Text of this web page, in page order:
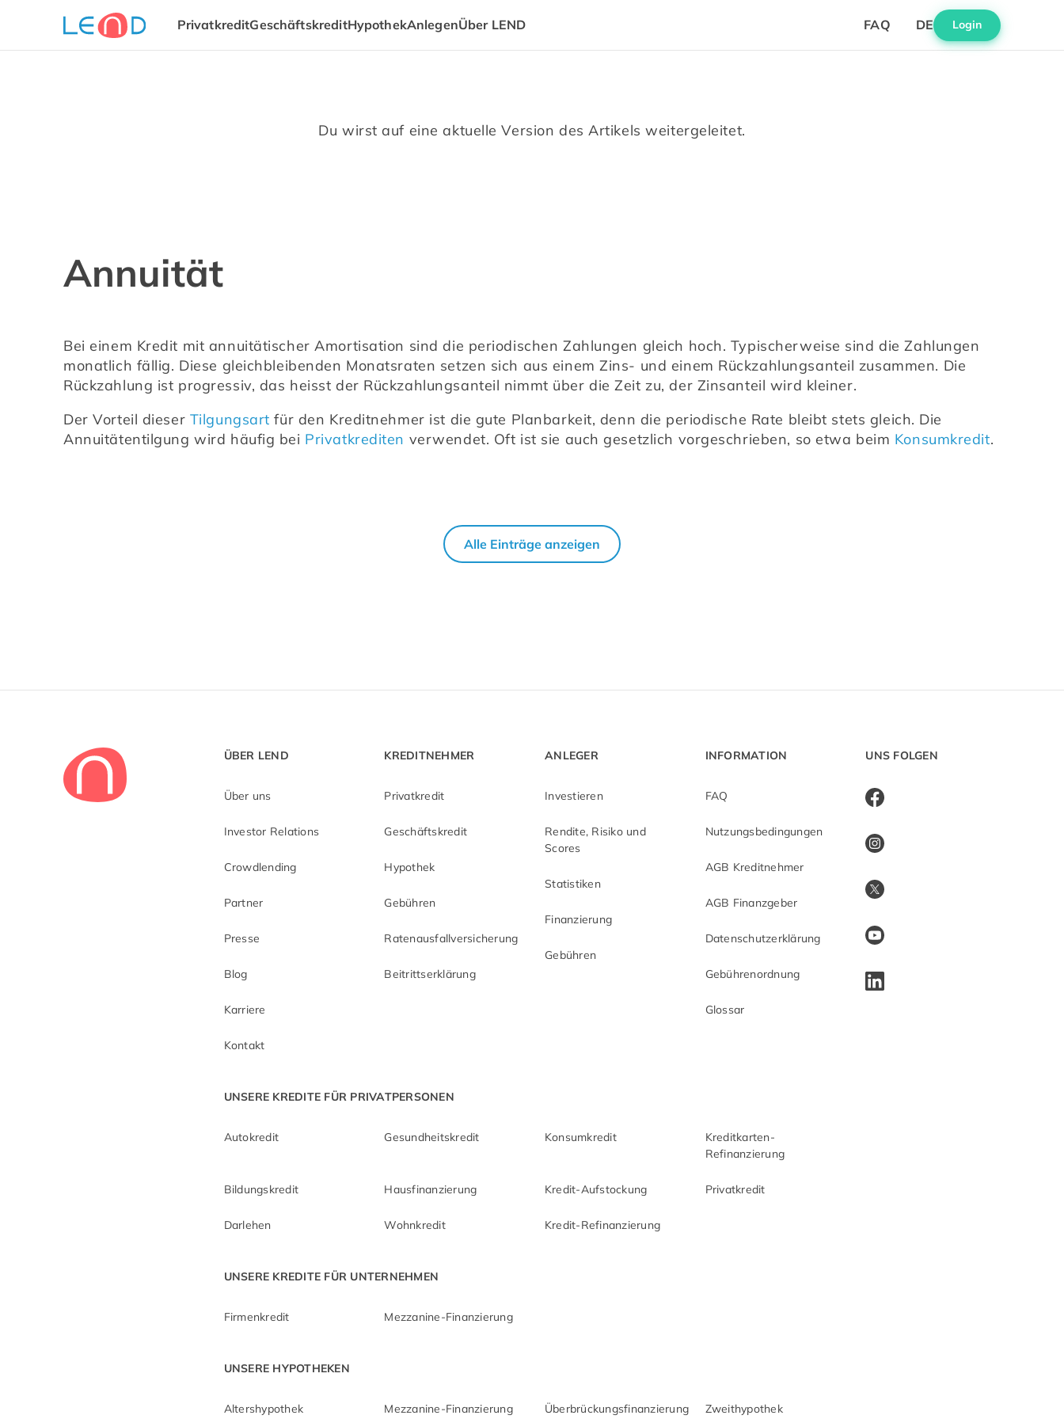
PrivatkreditGeschäftskreditHypothekAnlegenÜber LEND FAQ DE Login
Du wirst auf eine aktuelle Version des Artikels weitergeleitet.
Annuität
Bei einem Kredit mit annuitätischer Amortisation sind die periodischen Zahlungen gleich hoch. Typischerweise sind die Zahlungen
monatlich fällig. Diese gleichbleibenden Monatsraten setzen sich aus einem Zins- und einem Rückzahlungsanteil zusammen. Die
Rückzahlung ist progressiv, das heisst der Rückzahlungsanteil nimmt über die Zeit zu, der Zinsanteil wird kleiner.
Der Vorteil dieser Tilgungsart für den Kreditnehmer ist die gute Planbarkeit, denn die periodische Rate bleibt stets gleich. Die
Annuitätentilgung wird häufig bei Privatkrediten verwendet. Oft ist sie auch gesetzlich vorgeschrieben, so etwa beim Konsumkredit.
Alle Einträge anzeigen
ÜBER LEND
Über uns
Investor Relations
Crowdlending
Partner
Presse
Blog
Karriere
Kontakt
KREDITNEHMER
Privatkredit
Geschäftskredit
Hypothek
Gebühren
Ratenausfallversicherung
Beitrittserklärung
ANLEGER
Investieren
Rendite, Risiko und
Scores
Statistiken
Finanzierung
Gebühren
INFORMATION
FAQ
Nutzungsbedingungen
AGB Kreditnehmer
AGB Finanzgeber
Datenschutzerklärung
Gebührenordnung
Glossar
UNS FOLGEN
UNSERE KREDITE FÜR PRIVATPERSONEN
Autokredit Gesundheitskredit Konsumkredit
Kreditkarten-
Refinanzierung
Bildungskredit Hausfinanzierung Kredit-Aufstockung Privatkredit
Darlehen Wohnkredit Kredit-Refinanzierung
UNSERE KREDITE FÜR UNTERNEHMEN
Firmenkredit Mezzanine-Finanzierung
UNSERE HYPOTHEKEN
Altershypothek Mezzanine-Finanzierung Überbrückungsfinanzierung Zweithypothek